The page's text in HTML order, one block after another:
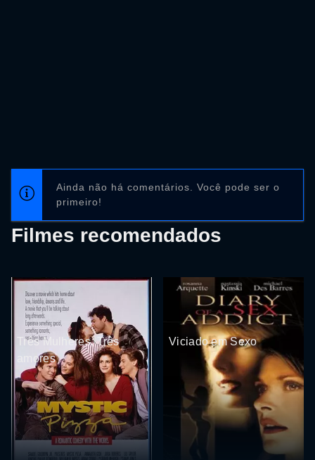
Ainda não há comentários. Você pode ser o
primeiro!
Filmes recomendados
Três Mulheres, Três
amores
Viciado em Sexo